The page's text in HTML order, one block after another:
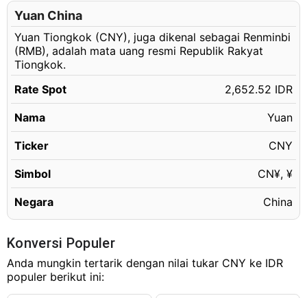
47.18 CNY
47.19 CNY
Rp125,172.42 IDR
47.20 CNY
47.21 CNY
Rp125,225.47 IDR
47.23 CNY
Rp125,278.52 IDR
Rp125,305.04 IDR
47.25 CNY
Rp125,331.57 IDR
47.26 CNY
Rp125,358.10 IDR
47.28 CNY
47.29 CNY
47.30 CNY
Yuan China
Yuan Tiongkok (CNY), juga dikenal sebagai Renminbi
(RMB), adalah mata uang resmi Republik Rakyat
Tiongkok.
Rate Spot
2,652.52 IDR
Nama Yuan
Ticker CNY
Simbol CN¥, ¥
Negara China
Konversi Populer
Anda mungkin tertarik dengan nilai tukar CNY ke IDR
populer berikut ini: